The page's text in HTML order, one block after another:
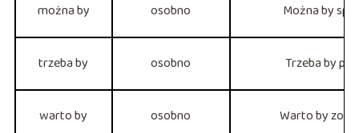
można by osobno Można by
trzeba by osobno Trzeba by
warto by osobno Warto by